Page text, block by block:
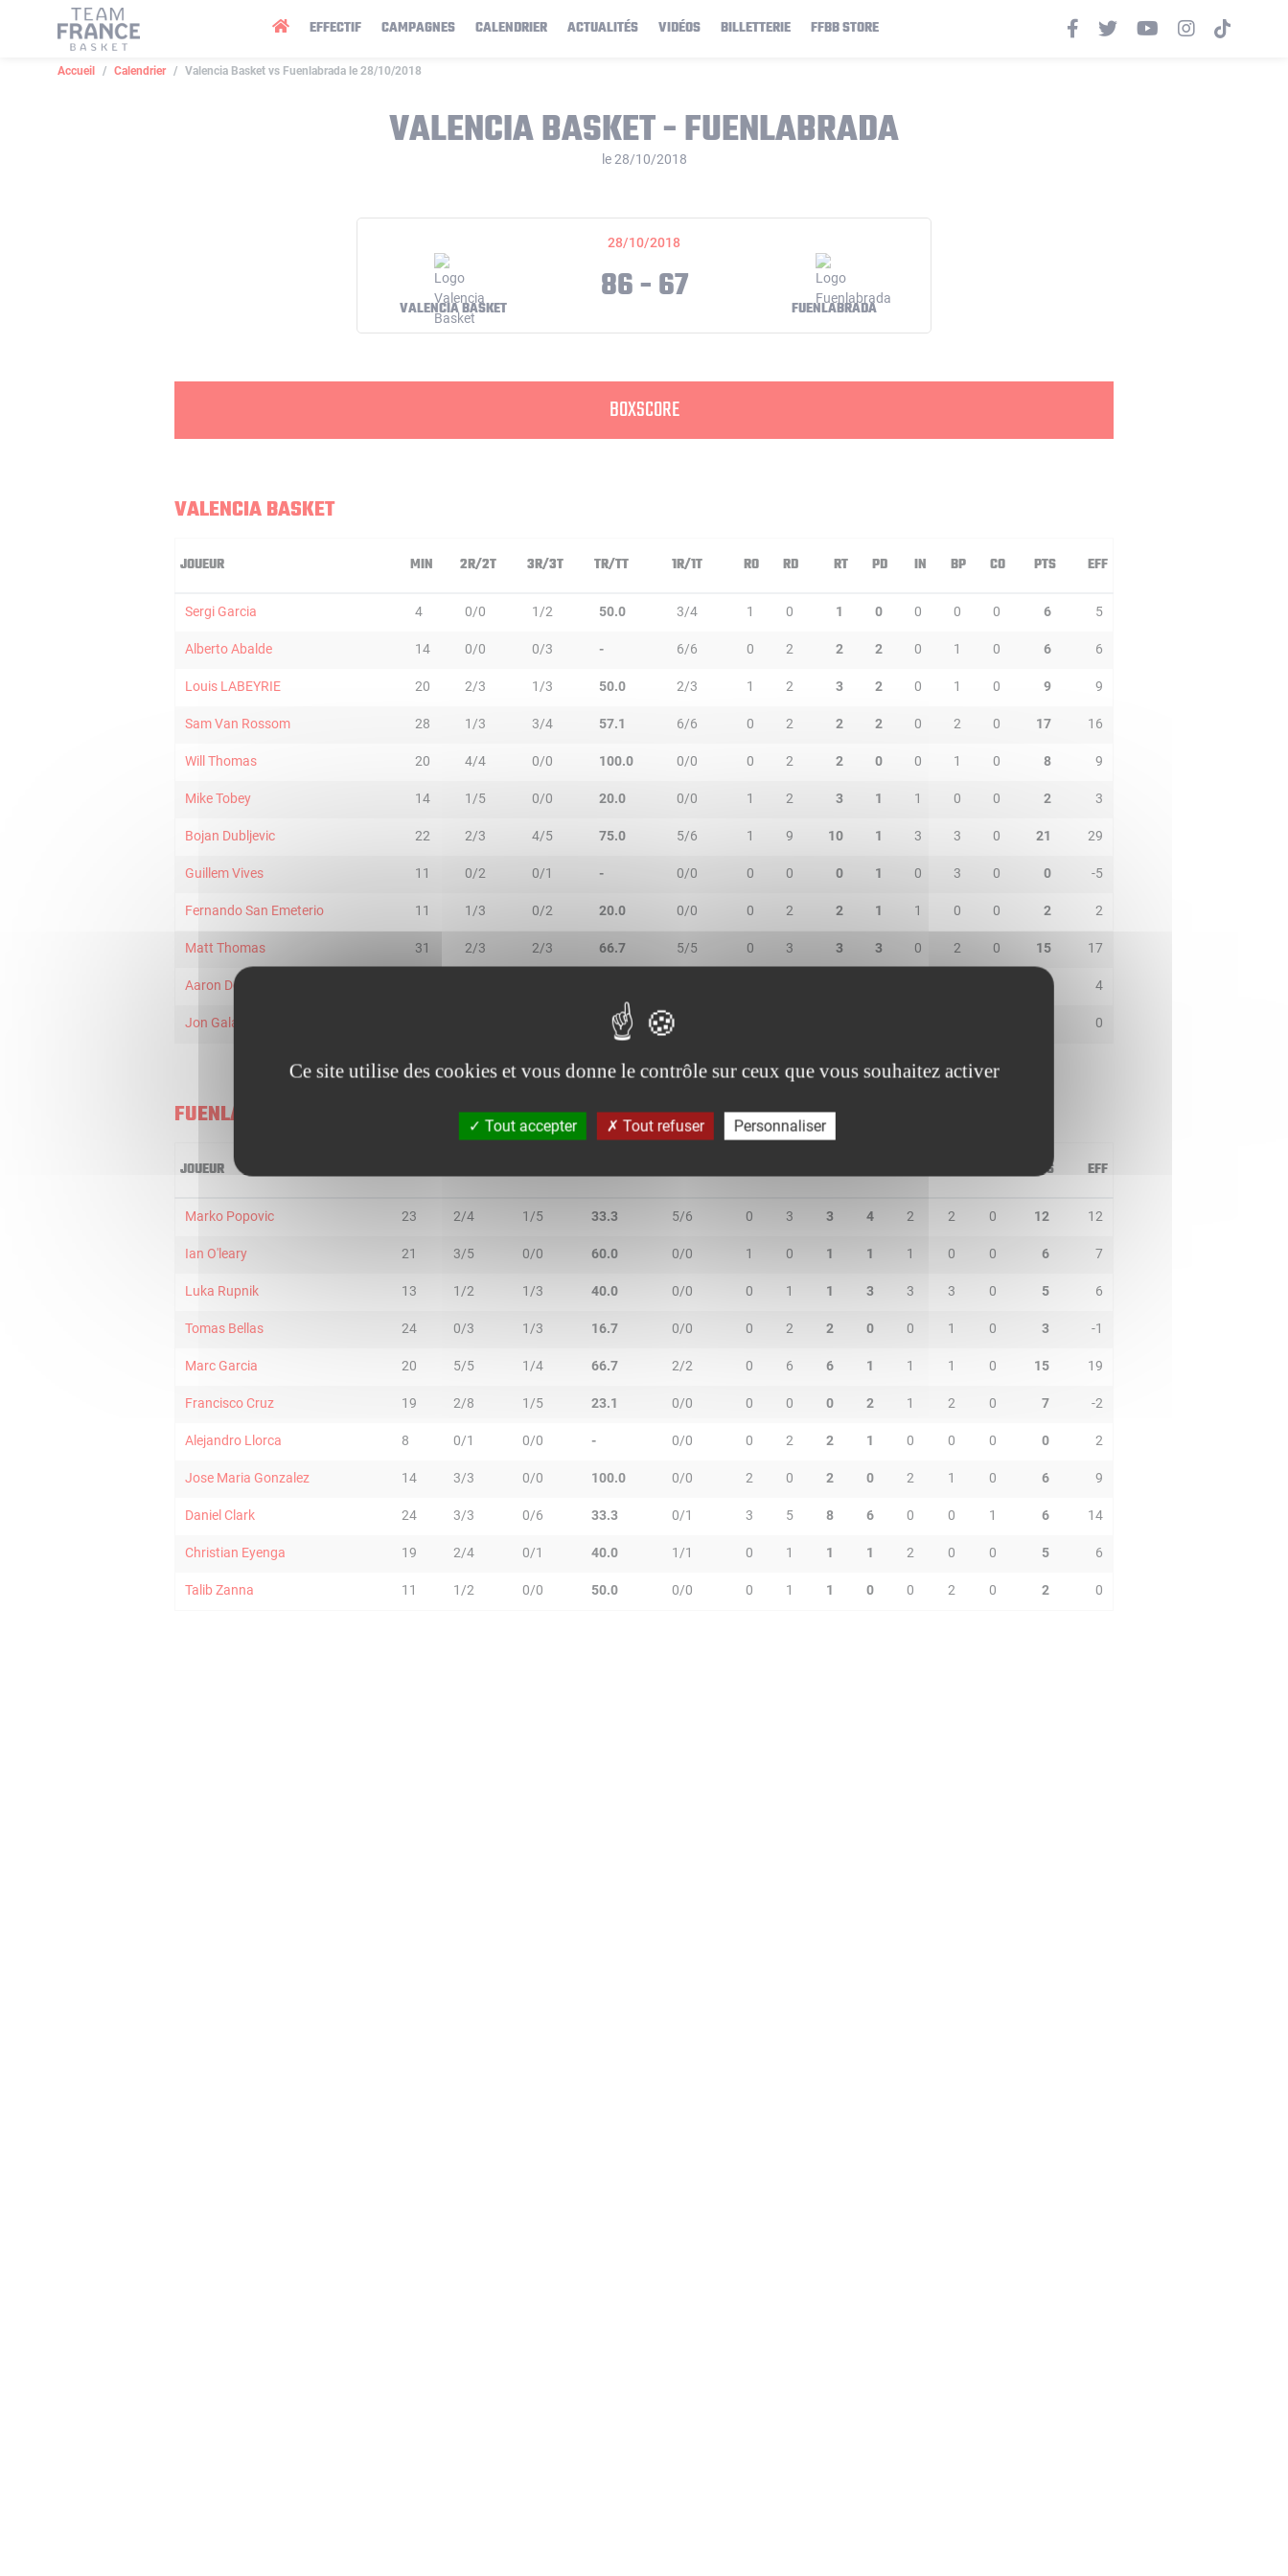
EFFECTIF CAMPAGNES CALENDRIER ACTUALITÉS VIDÉOS BILLETTERIE FFBB STORE
Accueil Calendrier Valencia Basket vs Fuenlabrada le 28/10/2018
VALENCIA BASKET - FUENLABRADA
le 28/10/2018
28/10/2018
VALENCIA BASKET 86 - 67 FUENLABRADA
BOXSCORE
VALENCIA BASKET
JOUEUR MIN 2R/2T 3R/3T TR/TT 1R/1T RO RD RT PD IN BP CO PTS EFF
Sergi Garcia 4 0/0 1/2 50.0 3/4 1 0 1 0 0 0 0 6 5
Alberto Abalde 14 0/0 0/3 - 6/6 0 2 2 2 0 1 0 6 6
Louis LABEYRIE 20 2/3 1/3 50.0 2/3 1 2 3 2 0 1 0 9 9
Sam Van Rossom 28 1/3 3/4 57.1 6/6 0 2 2 2 0 2 0 17 16
Will Thomas 20 4/4 0/0 100.0 0/0 0 2 2 0 0 1 0 8 9
Mike Tobey 14 1/5 0/0 20.0 0/0 1 2 3 1 1 0 0 2 3
Bojan Dubljevic 22 2/3 4/5 75.0 5/6 1 9 10 1 3 3 0 21 29
Guillem Vives 11 0/2 0/1 - 0/0 0 0 0 1 0 3 0 0 -5
Fernando San Emeterio 11 1/3 0/2 20.0 0/0 0 2 2 1 1 0 0 2 2
Matt Thomas 31 2/3 2/3 66.7 5/5 0 3 3 3 0 2 0 15 17
Aaron Doornekamp 4
Jon Galarza 0
FUENLABRADA
JOUEUR PTS EFF
Marko Popovic 23 2/4 1/5 33.3 5/6 0 3 3 4 2 2 0 12 12
Ian O'leary 21 3/5 0/0 60.0 0/0 1 0 1 1 1 0 0 6 7
Luka Rupnik 13 1/2 1/3 40.0 0/0 0 1 1 3 3 3 0 5 6
Tomas Bellas 24 0/3 1/3 16.7 0/0 0 2 2 0 0 1 0 3 -1
Marc Garcia 20 5/5 1/4 66.7 2/2 0 6 6 1 1 1 0 15 19
Francisco Cruz 19 2/8 1/5 23.1 0/0 0 0 0 2 1 2 0 7 -2
Alejandro Llorca 8 0/1 0/0 - 0/0 0 2 2 1 0 0 0 0 2
Jose Maria Gonzalez 14 3/3 0/0 100.0 0/0 2 0 2 0 2 1 0 6 9
Daniel Clark 24 3/3 0/6 33.3 0/1 3 5 8 6 0 0 1 6 14
Christian Eyenga 19 2/4 0/1 40.0 1/1 0 1 1 1 2 0 0 5 6
Talib Zanna 11 1/2 0/0 50.0 0/0 0 1 1 0 0 2 0 2 0
Panneau de gestion des cookies
Ce site utilise des cookies et vous donne le contrôle sur ceux que vous souhaitez activer
Tout accepter Tout refuser Personnaliser